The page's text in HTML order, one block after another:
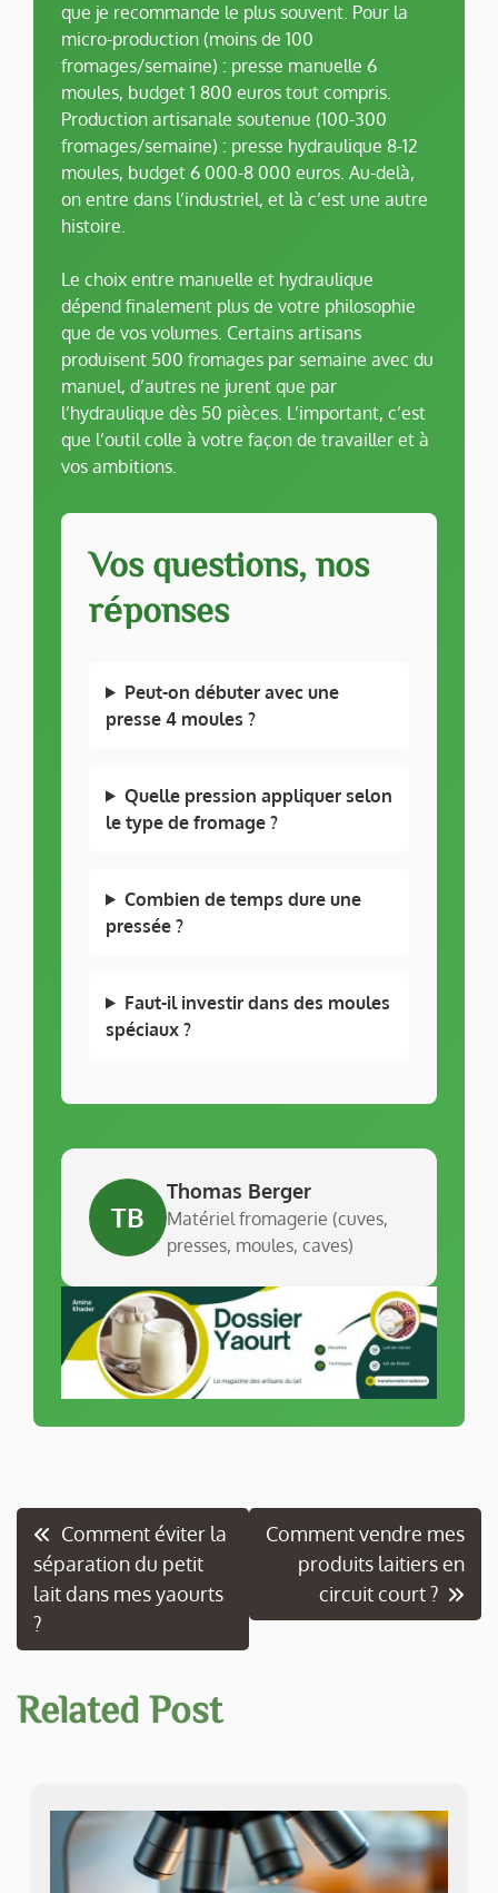
que je recommande le plus souvent. Pour la
micro-production (moins de 100
fromages/semaine) : presse manuelle 6
moules, budget 1 800 euros tout compris.
Production artisanale soutenue (100-300
fromages/semaine) : presse hydraulique 8-12
moules, budget 6 000-8 000 euros. Au-delà,
on entre dans l’industriel, et là c’est une autre
histoire.
Le choix entre manuelle et hydraulique
dépend finalement plus de votre philosophie
que de vos volumes. Certains artisans
produisent 500 fromages par semaine avec du
manuel, d’autres ne jurent que par
l’hydraulique dès 50 pièces. L’important, c’est
que l’outil colle à votre façon de travailler et à
vos ambitions.
Vos questions, nos
réponses
Peut-on débuter avec une
presse 4 moules ?
Quelle pression appliquer selon
le type de fromage ?
Combien de temps dure une
pressée ?
Faut-il investir dans des moules
spéciaux ?
TB
Thomas Berger
Matériel fromagerie (cuves,
presses, moules, caves)
Navigation
de
l’article
Comment éviter la
séparation du petit
lait dans mes yaourts
?
Comment vendre mes
produits laitiers en
circuit court ?
Related Post